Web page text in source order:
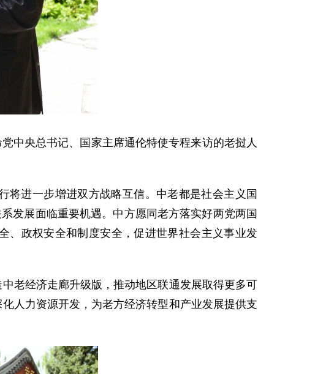
中央总书记、国家主席通伦特使专程来访的老挝人
将进一步增进双方战略互信。中老都是社会主义国
发展面临重要机遇。中方愿同老方落实好两党两国
、政权安全和制度安全，促进世界社会主义事业发
老经济走廊升级版，推动地区联通发展取得更多可
人力资源开发，为老方经济转型和产业发展提供支